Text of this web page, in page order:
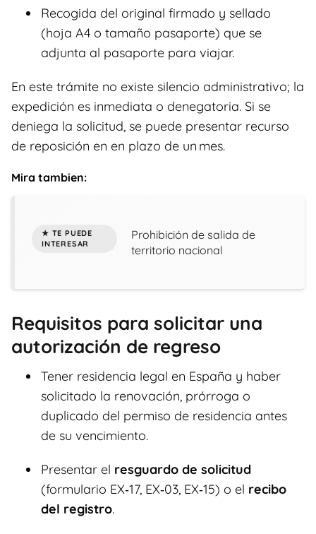
Recogida del original firmado y sellado
(hoja A4 o tamaño pasaporte) que se
adjunta al pasaporte para viajar.
En este trámite no existe silencio administrativo; la
expedición es inmediata o denegatoria. Si se
deniega la solicitud, se puede presentar recurso
de reposición en en plazo de un mes.
Mira tambien:
Prohibición de salida de
territorio nacional
Requisitos para solicitar una
autorización de regreso
Tener residencia legal en España y haber
solicitado la renovación, prórroga o
duplicado del permiso de residencia antes
de su vencimiento.
Presentar el resguardo de solicitud
(formulario EX‑17, EX‑03, EX‑15) o el recibo
del registro.